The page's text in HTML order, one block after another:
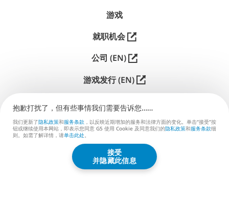
游戏
就职机会
公司 (EN)
游戏发行 (EN)
联系我们 (EN)
G5 ENTERTAINMENT ®
© 2026 G5 Entertainment AB
抱歉打扰了，但有些事情我们需要告诉您……
我们更新了隐私政策和服务条款 ，以反映近期增加的服务和法律方面的变化。单击“接受”按
钮或继续使用本网站，即表示您同意 G5 使用 Cookie 及同意我们的隐私政策和服务条款细
则。如需了解详情，请单击此处。
接受
并隐藏此信息